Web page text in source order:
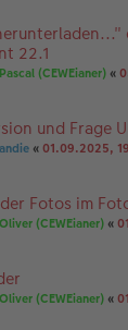
22.1
Pascal (CEWEianer) «
und Frage
andie « 01.09.2025,
Fotos im
Oliver (CEWEianer) «
Oliver (CEWEianer) «